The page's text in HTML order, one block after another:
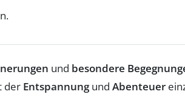
und besondere
der Entspannungund Abenteuer